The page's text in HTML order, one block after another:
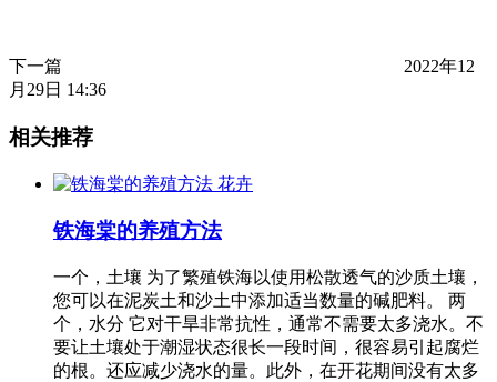
下一篇
2022年12
月29日 14:36
相关推荐
花卉
铁海棠的养殖方法
一个，土壤 为了繁殖铁海以使用松散透气的沙质土壤，
您可以在泥炭土和沙土中添加适当数量的碱肥料。 两
个，水分 它对干旱非常抗性，通常不需要太多浇水。不
要让土壤处于潮湿状态很长一段时间，很容易引起腐烂
的根。还应减少浇水的量。此外，在开花期间没有太多